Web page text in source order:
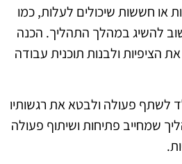
או חששות שיכולים לעלות, כמו
להשיג במהלך התהליך. הכנה
הציפיות ולבנות תוכנית עבודה
לשתף פעולה ולבטא את רגשותיו
שמחייב פתיחות ושיתוף פעולה